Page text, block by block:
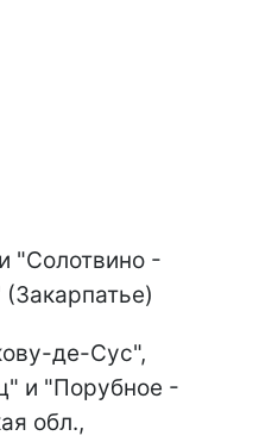
"Солотвино -
де-Сус",
и "Порубное -
обл.,